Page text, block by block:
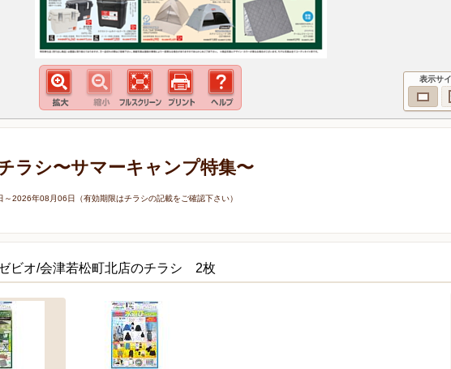
表示サ
ラシ〜サマーキャンプ特集〜
2026年08月06日（有効期限はチラシの記載をご確認下さい）
ビオ/会津若松町北店のチラシ 2枚